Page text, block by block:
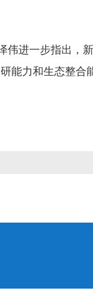
伟进一步指出，
能力和生态整